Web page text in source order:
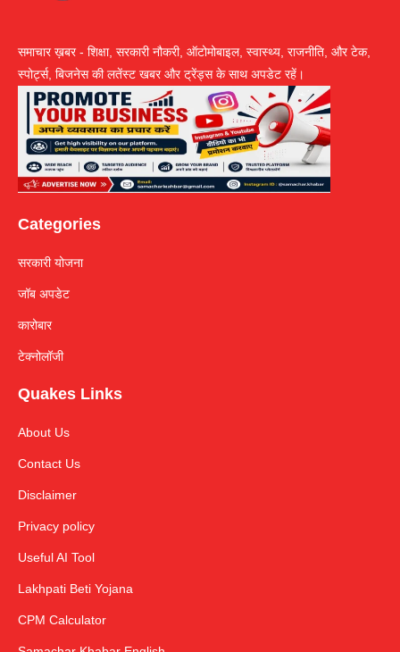
समाचार ख़बर - शिक्षा, सरकारी नौकरी, ऑटोमोबाइल, स्वास्थ्य, राजनीति, और टेक,
स्पोर्ट्स, बिजनेस की लतेंस्ट खबर और ट्रेंड्स के साथ अपडेट रहें।
Categories
सरकारी योजना
जॉब अपडेट
कारोबार
टेक्नोलॉजी
Quakes Links
About Us
Contact Us
Disclaimer
Privacy policy
Useful AI Tool
Lakhpati Beti Yojana
CPM Calculator